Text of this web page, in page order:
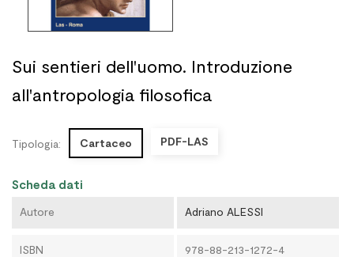
Sui sentieri dell'uomo. Introduzione
all'antropologia filosofica
Tipologia: Cartaceo PDF-LAS
Scheda dati
Autore Adriano ALESSI
ISBN 978-88-213-1272-4